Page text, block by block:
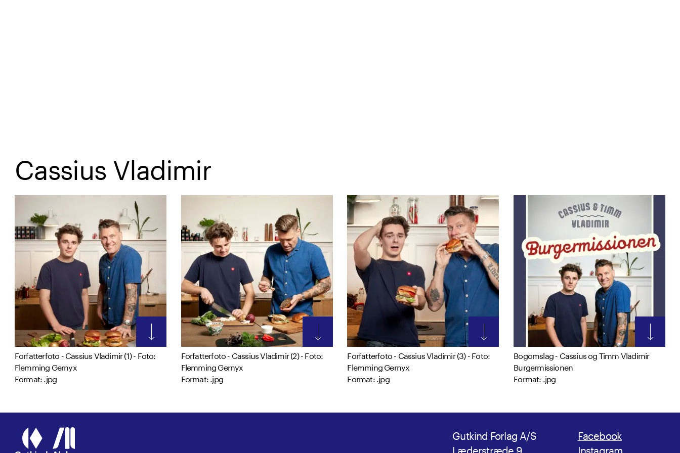
Cassius Vladimir
Forfatterfoto - Cassius Vladimir (1) - Foto:
Flemming Gernyx
Format: .jpg
Forfatterfoto - Cassius Vladimir (2) - Foto:
Flemming Gernyx
Format: .jpg
Forfatterfoto - Cassius Vladimir (3) - Foto:
Flemming Gernyx
Format: .jpg
Bogomslag - Cassius og Timm Vladimir
Burgermissionen
Format: .jpg
Gutkind Forlag A/S
Læderstræde 9
Facebook
Instagram